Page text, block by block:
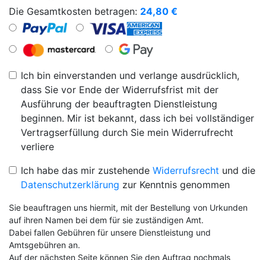
Die Gesamtkosten betragen: 24,80 €
Ich bin einverstanden und verlange ausdrücklich,
dass Sie vor Ende der Widerrufsfrist mit der
Ausführung der beauftragten Dienstleistung
beginnen. Mir ist bekannt, dass ich bei vollständiger
Vertragserfüllung durch Sie mein Widerrufrecht
verliere
Ich habe das mir zustehende Widerrufsrecht und die
Datenschutzerklärung zur Kenntnis genommen
Sie beauftragen uns hiermit, mit der Bestellung von Urkunden
auf ihren Namen bei dem für sie zuständigen Amt.
Dabei fallen Gebühren für unsere Dienstleistung und
Amtsgebühren an.
Auf der nächsten Seite können Sie den Auftrag nochmals